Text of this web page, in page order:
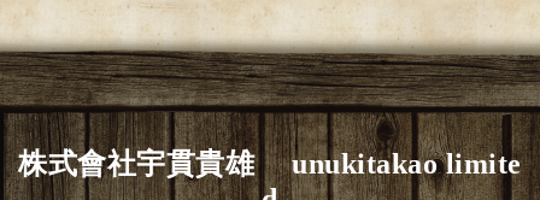
株式會社宇貫貴雄 unukitakao limite